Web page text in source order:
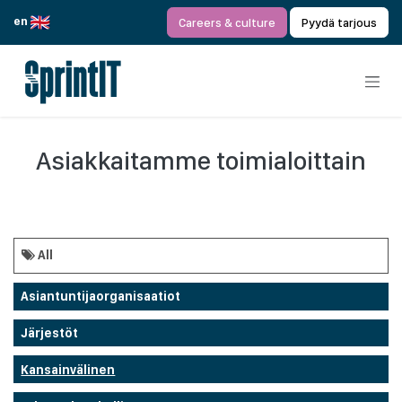
en
Careers & culture Pyydä tarjous
Asiakkaitamme toimialoittain
All
Asiantuntijaorganisaatiot
Järjestöt
Kansainvälinen